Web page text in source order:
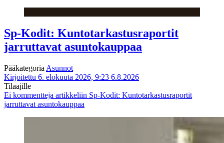
Sp-Kodit: Kuntotarkastusraportit
jarruttavat asuntokauppaa
Pääkategoria Asunnot
Kirjoitettu 6. elokuuta 2026, 9:23 6.8.2026
Tilaajille
Ei kommentteja artikkeliin Sp-Kodit: Kuntotarkastusraportit
jarruttavat asuntokauppaa